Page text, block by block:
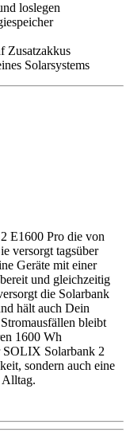
loslegen
Zusatzakkus
Solarsystems
E1600 Pro die von
versorgt tagsüber
Geräte mit einer
und gleichzeitig
die Solarbank
hält auch Dein
bleibt
1600 Wh
SOLIX Solarbank 2
sondern auch eine
Alltag.